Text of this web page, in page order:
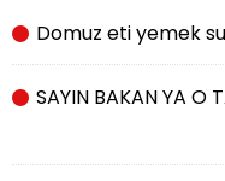
Domuz eti yemek
SAYIN BAKAN YA O